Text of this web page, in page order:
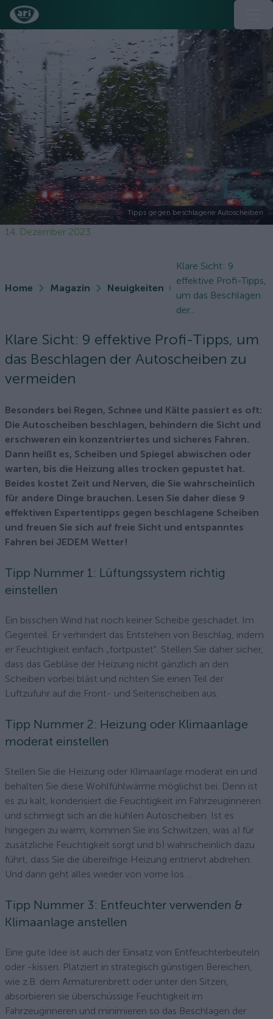
Tipps gegen beschlagene Autoscheiben
14. Dezember 2023
Home Magazin Neuigkeiten
Klare Sicht: 9
effektive Profi-Tipps,
um das Beschlagen
der...
Klare Sicht: 9 effektive Profi-Tipps, um
das Beschlagen der Autoscheiben zu
vermeiden
Besonders bei Regen, Schnee und Kälte passiert es oft:
Die Autoscheiben beschlagen, behindern die Sicht und
erschweren ein konzentriertes und sicheres Fahren.
Dann heißt es, Scheiben und Spiegel abwischen oder
warten, bis die Heizung alles trocken gepustet hat.
Beides kostet Zeit und Nerven, die Sie wahrscheinlich
für andere Dinge brauchen. Lesen Sie daher diese 9
effektiven Expertentipps gegen beschlagene Scheiben
und freuen Sie sich auf freie Sicht und entspanntes
Fahren bei JEDEM Wetter!
Tipp Nummer 1: Lüftungssystem richtig
einstellen
Ein bisschen Wind hat noch keiner Scheibe geschadet. Im
Gegenteil. Er verhindert das Entstehen von Beschlag, indem
er Feuchtigkeit einfach „fortpustet". Stellen Sie daher sicher,
dass das Gebläse der Heizung nicht gänzlich an den
Scheiben vorbei bläst und richten Sie einen Teil der
Luftzufuhr auf die Front- und Seitenscheiben aus.
Tipp Nummer 2: Heizung oder Klimaanlage
moderat einstellen
Stellen Sie die Heizung oder Klimaanlage moderat ein und
behalten Sie diese Wohlfühlwärme möglichst bei. Denn ist
es zu kalt, kondensiert die Feuchtigkeit im Fahrzeuginneren
und schmiegt sich an die kühlen Autoscheiben. Ist es
hingegen zu warm, kommen Sie ins Schwitzen, was a) für
zusätzliche Feuchtigkeit sorgt und b) wahrscheinlich dazu
führt, dass Sie die übereifrige Heizung entnervt abdrehen.
Und dann geht alles wieder von vorne los …
Tipp Nummer 3: Entfeuchter verwenden &
Klimaanlage anstellen
Eine gute Idee ist auch der Einsatz von Entfeuchterbeuteln
oder -kissen. Platziert in strategisch günstigen Bereichen,
wie z.B. dem Armaturenbrett oder unter den Sitzen,
absorbieren sie überschüssige Feuchtigkeit im
Fahrzeuginneren und minimieren so das Beschlagen der